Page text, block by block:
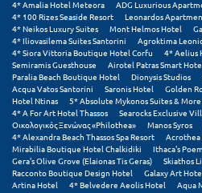
4* Amalia Hotel Meteora
ADG Luxurious
4* 100 Rizes Seaside Resort
Leonardos
4* Neikos Luxury Suites
Mont Helmos Hotel
4* Iliovasilema Suites Santorini
Agroktima
4* Siora Vittoria Boutique Hotel Corfu
4* Aelius
Semiramis Guesthouse
Airotel Patras Smart
Paralia Beach Boutique Hotel
Dionysis Studios
Acqua Vatos Santorini
Saronis Hotel Golden
Hotel Ntinas
5* Absolute Mykonos Suites & More
4* A For Art Hotel Thassos
Searocks Exclusive
Οικολογικός Ξενώνας «Philothea»
Manos Syros
4* Alexandra Beach Thassos Spa Resort
Acrothea
Mirabilia Boutique Hotel Chalkidiki
Ithaca's Poem
Gera's Olive Grove (Elaionas Tis Geras)
Skiathos
Racconto Boutique Design Hotel
Galaxy Art
Artina Hotel
4* Belvedere Aeolis Hotel Aqua